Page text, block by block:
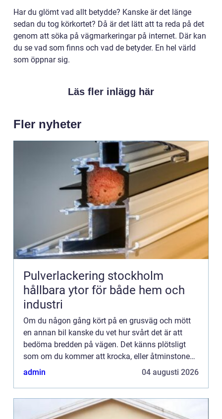
Har du glömt vad allt betydde? Kanske är det länge
sedan du tog körkortet? Då är det lätt att ta reda på det
genom att söka på vägmarkeringar på internet. Där kan
du se vad som finns och vad de betyder. En hel värld
som öppnar sig.
Läs fler inlägg här
Fler nyheter
Pulverlackering stockholm
hållbara ytor för både hem och
industri
Om du någon gång kört på en grusväg och mött
en annan bil kanske du vet hur svårt det är att
bedöma bredden på vägen. Det känns plötsligt
som om du kommer att krocka, eller åtminstone
dra i backspegeln i den andra bilen. Du saktar
admin 04 augusti 2026